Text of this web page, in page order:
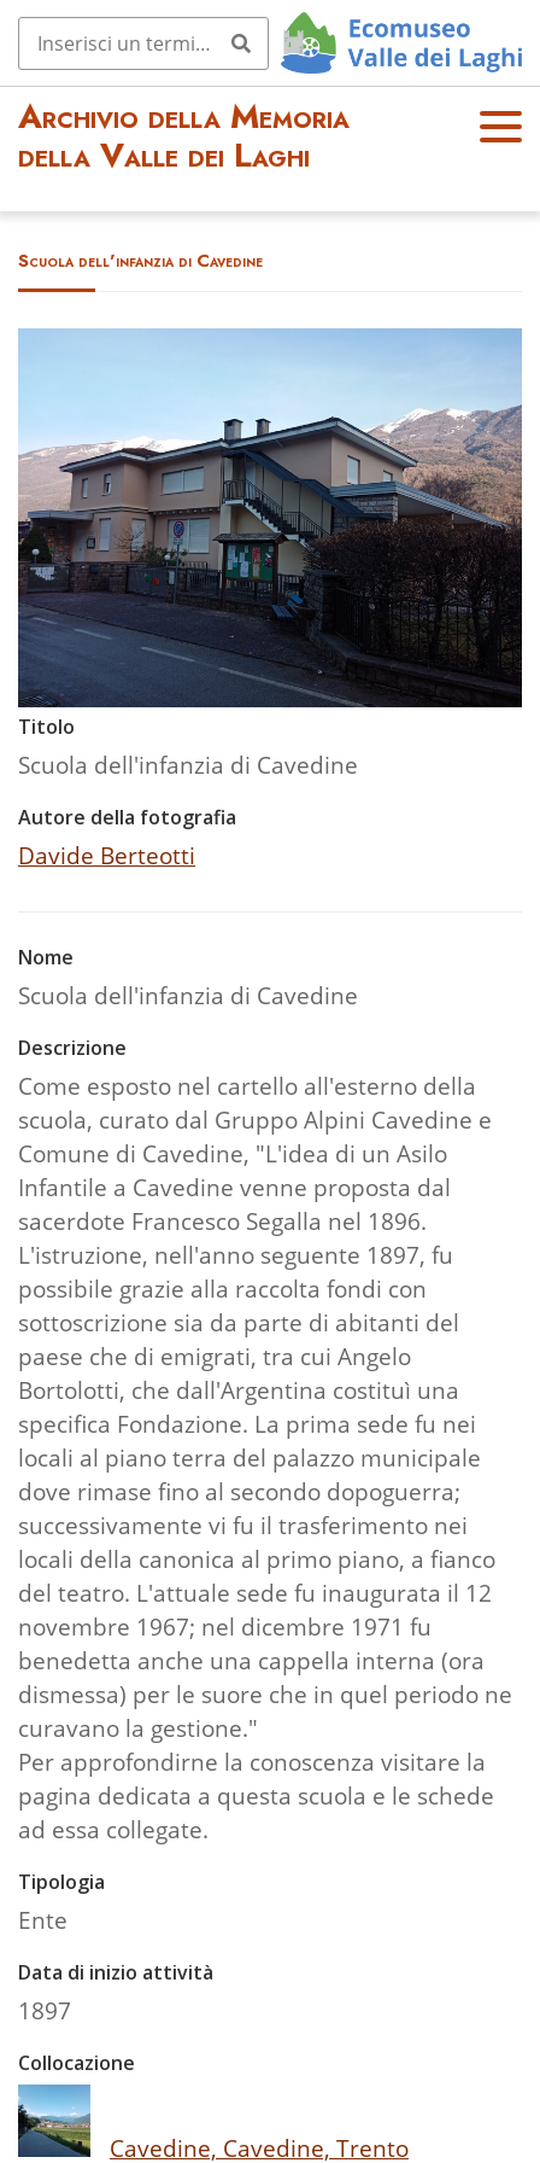
Archivio della Memoria
della Valle dei Laghi
OPE
Scuola dell'infanzia di Cavedine
Titolo
Scuola dell'infanzia di Cavedine
Autore della fotografia
Davide Berteotti
Nome
Scuola dell'infanzia di Cavedine
Descrizione
Come esposto nel cartello all'esterno della
scuola, curato dal Gruppo Alpini Cavedine e
Comune di Cavedine, "L'idea di un Asilo
Infantile a Cavedine venne proposta dal
sacerdote Francesco Segalla nel 1896.
L'istruzione, nell'anno seguente 1897, fu
possibile grazie alla raccolta fondi con
sottoscrizione sia da parte di abitanti del
paese che di emigrati, tra cui Angelo
Bortolotti, che dall'Argentina costituì una
specifica Fondazione. La prima sede fu nei
locali al piano terra del palazzo municipale
dove rimase fino al secondo dopoguerra;
successivamente vi fu il trasferimento nei
locali della canonica al primo piano, a fianco
del teatro. L'attuale sede fu inaugurata il 12
novembre 1967; nel dicembre 1971 fu
benedetta anche una cappella interna (ora
dismessa) per le suore che in quel periodo ne
curavano la gestione."
Per approfondirne la conoscenza visitare la
pagina dedicata a questa scuola e le schede
ad essa collegate.
Tipologia
Ente
Data di inizio attività
1897
Collocazione
Cavedine, Cavedine, Trento